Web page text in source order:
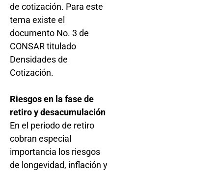
de cotización. Para este
tema existe el
documento No. 3 de
CONSAR titulado
Densidades de
Cotización.
Riesgos en la fase de
retiro y desacumulación
En el periodo de retiro
cobran especial
importancia los riesgos
de longevidad, inflación y